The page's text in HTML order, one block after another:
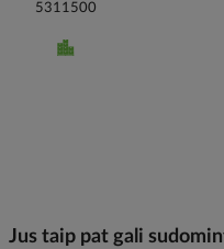
5311500
Jus taip pat gali